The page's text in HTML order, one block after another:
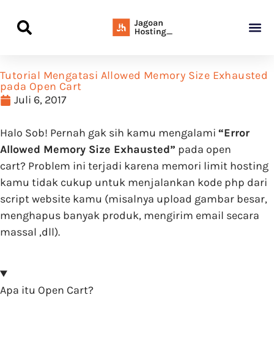
Tutorial Mengatasi Allowed Memory Size Exhausted
pada Open Cart
Juli 6, 2017
Halo Sob! Pernah gak sih kamu mengalami “Error
Allowed Memory Size Exhausted” pada open
cart? Problem ini terjadi karena memori limit hosting
kamu tidak cukup untuk menjalankan kode php dari
script website kamu (misalnya upload gambar besar,
menghapus banyak produk, mengirim email secara
massal ,dll).
Apa itu Open Cart?